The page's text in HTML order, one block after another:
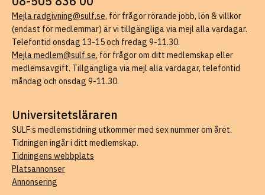
Mejla radgivning@sulf.se, för frågor rörande jobb, lön & villkor
(endast för medlemmar) är vi tillgängliga via mejl alla vardagar.
Telefontid onsdag 13-15 och fredag 9-11.30.
Mejla medlem@sulf.se, för frågor om ditt medlemskap eller
medlemsavgift. Tillgängliga via mejl alla vardagar, telefontid
måndag och onsdag 9-11.30.
Universitetsläraren
SULF:s medlemstidning utkommer med sex nummer om året.
Tidningen ingår i ditt medlemskap.
Tidningens webbplats
Platsannonser
Annonsering